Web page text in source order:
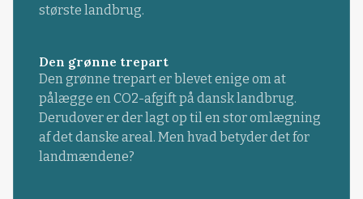
største landbrug.
Den grønne trepart
Den grønne trepart er blevet enige om at
pålægge en CO2-afgift på dansk landbrug.
Derudover er der lagt op til en stor omlægning
af det danske areal. Men hvad betyder det for
landmændene?